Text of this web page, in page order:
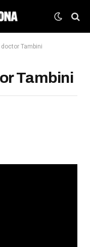
Tambini
Tambini